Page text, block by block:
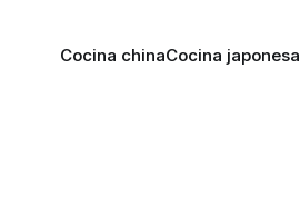
Cocina chinaCocina japonesa